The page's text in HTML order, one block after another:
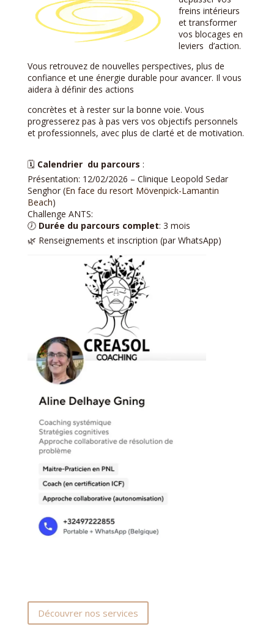
freins intérieurs
et transformer
vos blocages en
leviers d’action.
Vous retrouvez de nouvelles perspectives, plus de
confiance et une énergie durable pour avancer. Il vous
aidera à définir des actions
concrètes et à rester sur la bonne voie. Vous
progresserez pas à pas vers vos objectifs personnels
et professionnels, avec plus de clarté et de motivation.
🗓 Calendrier du parcours :
Présentation: 12/02/2026 – Clinique Leopold Sedar
Senghor (En face du resort Mövenpick-Lamantin
Beach)
Challenge ANTS:
🕖 Durée du parcours complet: 3 mois
🌿 Renseignements et inscription (par WhatsApp)
Découvrer nos services